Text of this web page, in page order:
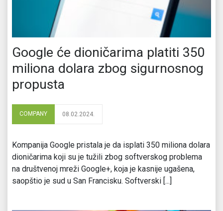
Google će dioničarima platiti 350
miliona dolara zbog sigurnosnog
propusta
COMPANY 08.02.2024.
Kompanija Google pristala je da isplati 350 miliona dolara
dioničarima koji su je tužili zbog softverskog problema
na društvenoj mreži Google+, koja je kasnije ugašena,
saopštio je sud u San Francisku. Softverski [...]